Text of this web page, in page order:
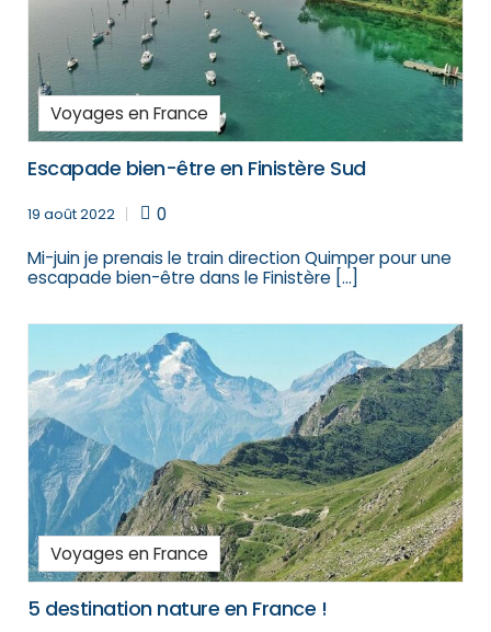
Voyages en France
Escapade bien-être en Finistère Sud
19 août 2022
0
Mi-juin je prenais le train direction Quimper pour une
escapade bien-être dans le Finistère […]
Voyages en France
5 destination nature en France !